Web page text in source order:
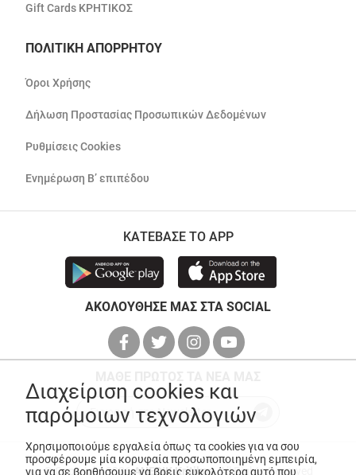
Gift Cards ΚΡΗΤΙΚΟΣ
ΠΟΛΙΤΙΚΗ ΑΠΟΡΡΗΤΟΥ
Όροι Χρήσης
Δήλωση Προστασίας Προσωπικών Δεδομένων
Ρυθμίσεις Cookies
Ενημέρωση Β’ επιπέδου
ΚΑΤΕΒΑΣΕ ΤΟ APP
ΑΚΟΛΟΥΘΗΣΕ ΜΑΣ ΣΤΑ SOCIAL
© Copyright 2026ANEDIK Kritikos. All Rights Reserved
Διαχείριση cookies και
παρόμοιων τεχνολογιών
Χρησιμοποιούμε εργαλεία όπως τα cookies για να σου
προσφέρουμε μία κορυφαία προσωποποιημένη εμπειρία,
για να σε βοηθήσουμε να βρεις ευκολότερα αυτό που